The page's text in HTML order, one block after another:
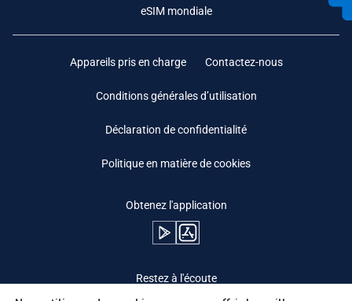
eSIM mondiale
Appareils pris en charge Contactez-nous
Conditions générales d’utilisation
Déclaration de confidentialité
Politique en matière de cookies
Obtenez l'application
Restez à l'écoute